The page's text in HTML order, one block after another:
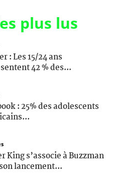
plus lus
: Les 15/24 ans
42 % des...
: 25% des adolescents
King s’associe à Buzzman
lancement...